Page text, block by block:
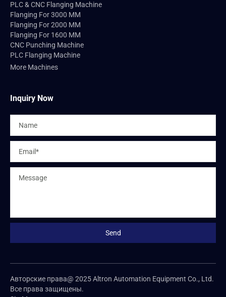
PLC & CNC Flanging Machine
Flanging For 3000 MM
Flanging For 2000 MM
Flanging For 1600 MM
CNC Punching Machine
PLC Flanging Machine
More Machines
Inquiry Now
Авторские права@ 2025 Altron Automation Equipment Co., Ltd.
Все права защищены.